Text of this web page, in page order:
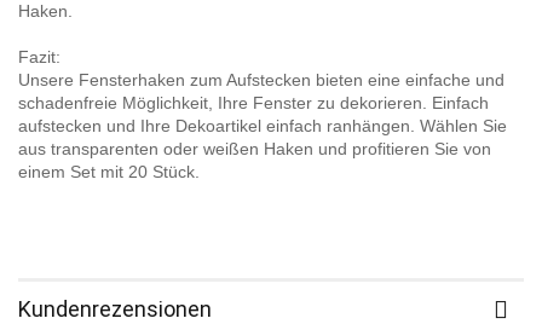
Haken.
Fazit:
Unsere Fensterhaken zum Aufstecken bieten eine einfache und
schadenfreie Möglichkeit, Ihre Fenster zu dekorieren. Einfach
aufstecken und Ihre Dekoartikel einfach ranhängen. Wählen Sie
aus transparenten oder weißen Haken und profitieren Sie von
einem Set mit 20 Stück.
Kundenrezensionen